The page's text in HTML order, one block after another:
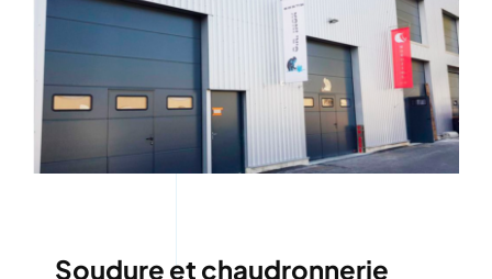
Soudure et chaudronnerie